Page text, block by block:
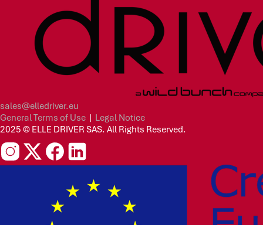
sales@elledriver.eu
General Terms of Use | Legal Notice
2025 © ELLE DRIVER SAS. All Rights Reserved.